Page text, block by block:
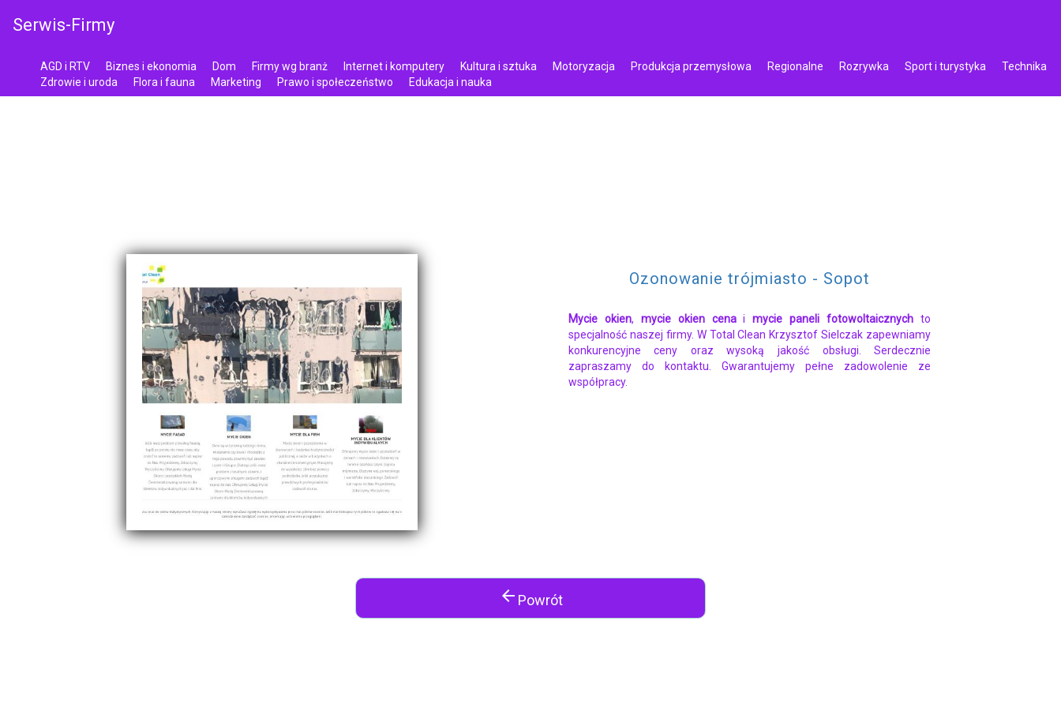
Serwis-Firmy
AGD i RTV Biznes i ekonomia Dom Firmy wg branż Internet i komputery Kultura i sztuka Motoryzacja Produkcja przemysłowa Regionalne Rozrywka Sport i turystyka
Technika
Zdrowie i uroda
Flora i fauna Marketing Prawo i społeczeństwo Edukacja i nauka
Ozonowanie trójmiasto - Sopot
Mycie okien, mycie okien cenaimycie paneli fotowoltaicznych to
specjalność naszej firmy. W Total Clean Krzysztof Sielczak zapewniamy
konkurencyjne ceny oraz wysoką jakość obsługi. Serdecznie
zapraszamy do kontaktu. Gwarantujemy pełne zadowolenie ze
współpracy.
arrow_back Powrót